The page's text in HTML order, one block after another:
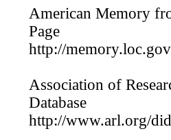
American Memory
Page
http://
Association of
Database
http://www.arl.org/